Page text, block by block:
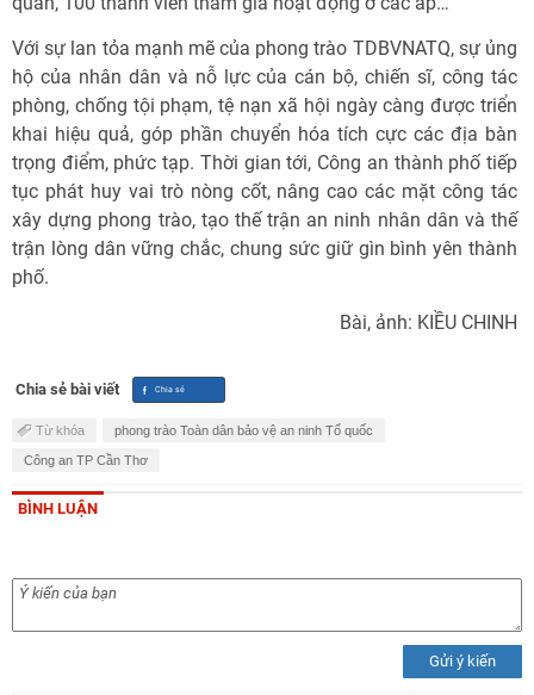
Với sự lan tỏa mạnh mẽ của phong trào TDBVNATQ, sự ủng
hộ của nhân dân và nỗ lực của cán bộ, chiến sĩ, công tác
phòng, chống tội phạm, tệ nạn xã hội ngày càng được triển
khai hiệu quả, góp phần chuyển hóa tích cực các địa bàn
trọng điểm, phức tạp. Thời gian tới, Công an thành phố tiếp
tục phát huy vai trò nòng cốt, nâng cao các mặt công tác
xây dựng phong trào, tạo thế trận an ninh nhân dân và thế
trận lòng dân vững chắc, chung sức giữ gìn bình yên thành
phố.
Bài, ảnh: KIỀU CHINH
Chia sẻ bài viết
Từ khóa phong trào Toàn dân bảo vệ an ninh Tổ quốc
Công an TP Cần Thơ
BÌNH LUẬN
Gửi ý kiến